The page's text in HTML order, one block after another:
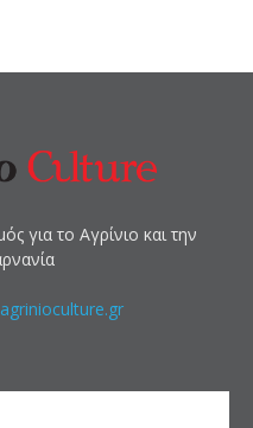
για το Αγρίνιο και την